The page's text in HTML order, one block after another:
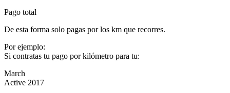
Pago total
De esta forma solo pagas por los km que recorres.
Por ejemplo:
Si contratas tu pago por kilómetro para tu:
March
Active 2017